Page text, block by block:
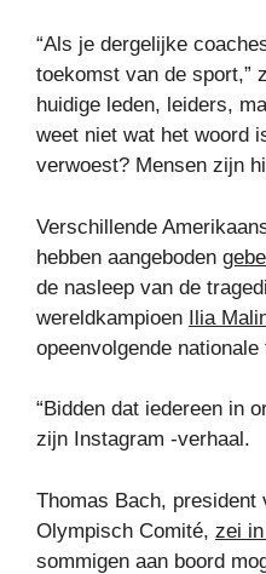
“Als je dergelijke
toekomst van de sport,”
huidige leden, leiders,
weet niet wat het woord
verwoest? Mensen zijn
Verschillende
hebben aangeboden
de nasleep van de
wereldkampioen Ilia
opeenvolgende
“Bidden dat iedereen in
zijn Instagram -verhaal.
Thomas Bach, president
Olympisch Comité, zei
sommigen aan boord